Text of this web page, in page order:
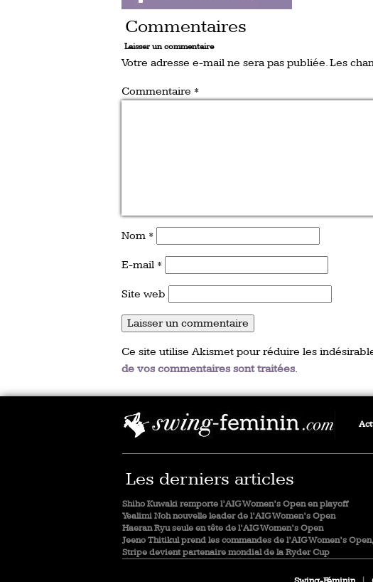
Commentaires
Laisser un commentaire
Votre adresse e-mail ne sera pas publiée.Les
Commentaire *
Nom *
E-mail *
Site web
Ce site utilise Akismet pour réduire les
de vos commentaires sont traitées.
Les derniers articles
Shiho Kuwaki remporte l’AIG Women’s Open en playoff
Yealimi Noh nouvelle leader de l’AIG Women’s Open
Haeran Ryu seule en tête de l’AIG Women’s Open
Jeeno Thitikul prend les commandes de l’AIG Women’s
Stripe devient partenaire mondial de la Ryder Cup